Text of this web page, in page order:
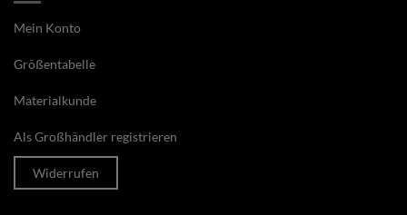
Mein Konto
Größentabelle
Materialkunde
Als Großhändler registrieren
Widerrufen